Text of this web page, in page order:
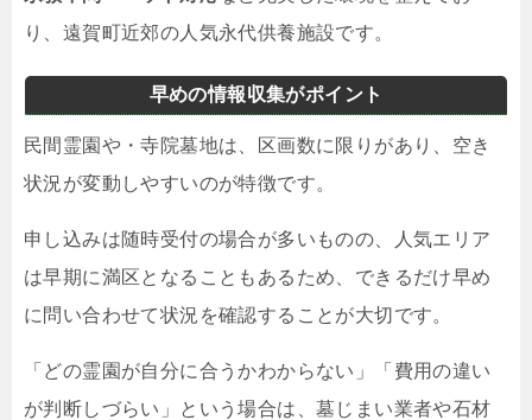
り、遠賀町近郊の人気永代供養施設です。
早めの情報収集がポイント
民間霊園や・寺院墓地は、区画数に限りがあり、空き
状況が変動しやすいのが特徴です。
申し込みは随時受付の場合が多いものの、人気エリア
は早期に満区となることもあるため、できるだけ早め
に問い合わせて状況を確認することが大切です。
「どの霊園が自分に合うかわからない」「費用の違い
が判断しづらい」という場合は、墓じまい業者や石材